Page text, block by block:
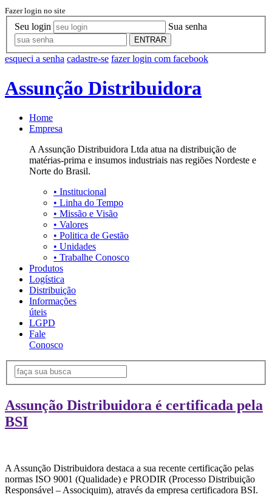
Fazer login no site
Seu login Sua senha
ENTRAR
esqueci a senha cadastre-se fazer login com facebook
Assunção Distribuidora
Home
Empresa
A Assunção Distribuidora Ltda atua na distribuição de
matérias-prima e insumos industriais nas regiões Nordeste e
Norte do Brasil.
• Institucional
• Linha do Tempo
• Missão e Visão
• Valores
• Politica de Gestão
• Unidades
• Trabalhe Conosco
Produtos
Logística
Distribuição
Informações
úteis
LGPD
Fale
Conosco
Assunção Distribuidora é certificada pela
BSI
A Assunção Distribuidora destaca a sua recente certificação pelas
normas ISO 9001 (Qualidade) e PRODIR (Processo Distribuição
Responsável – Associquim), através da empresa certificadora BSI.